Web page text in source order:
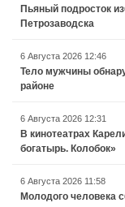
Пьяный подросток
Петрозаводска
6 Августа 2026 12:46
Тело мужчины
районе
6 Августа 2026 12:31
В кинотеатрах
богатырь. Колобок»
6 Августа 2026 11:58
Молодого человека